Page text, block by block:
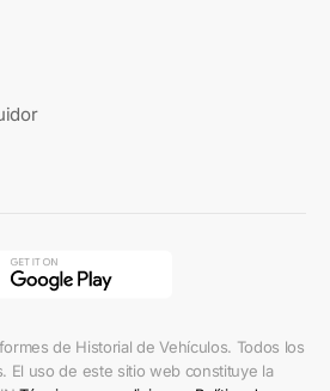
de Historial de Vehículos. Todos los
El uso de este sitio web constituye la